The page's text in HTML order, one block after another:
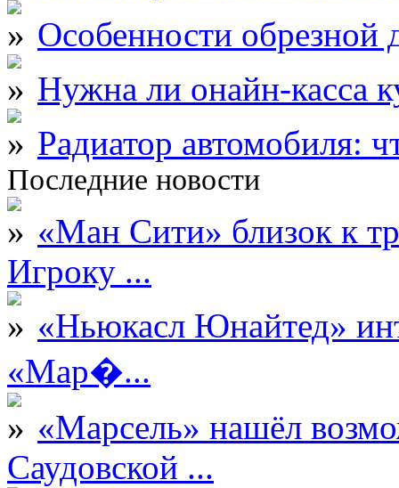
Особенности обрезной
Нужна ли онайн-касса
Радиатор автомобиля:
Последние новости
«Ман Сити» близок к
Игроку ...
«Ньюкасл Юнайтед»
«Мар�...
«Марсель» нашёл
Саудовской ...